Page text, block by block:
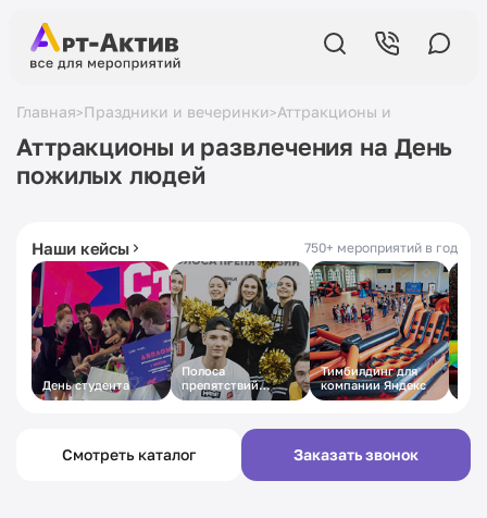
Главная>Праздники и вечеринки>Аттракционы и
Аттракционы и развлечения на День
пожилых людей
5,0 в Яндексе
430+ отзывов
19 лет
с 2007 года
Наши кейсы 750+ мероприятий в год
День студента
Полоса
препятствий
«Супер Ниндзя»
Тимбилдинг для
компании Яндекс
Смотреть каталог Заказать звонок